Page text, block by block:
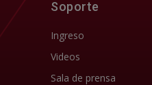
Soporte
Ingreso
Videos
Sala de prensa